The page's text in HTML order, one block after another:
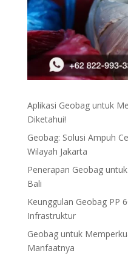
Aplikasi Geobag untuk
Diketahui!
Geobag: Solusi Ampuh
Wilayah Jakarta
Penerapan Geobag
Bali
Keunggulan Geobag PP
Infrastruktur
Geobag untuk
Manfaatnya